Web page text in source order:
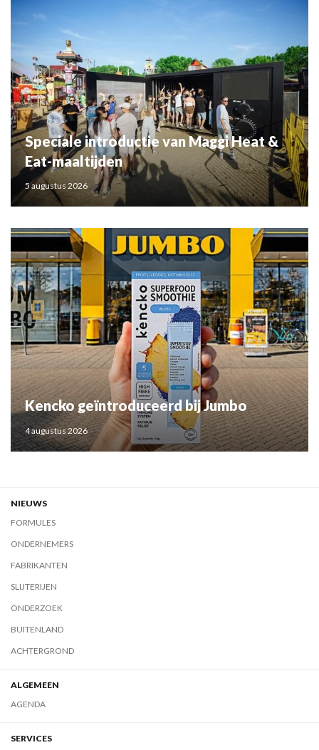
Speciale introductie van Maggi Heat &
Eat-maaltijden
5 augustus 2026
Kencko geïntroduceerd bij Jumbo
4 augustus 2026
NIEUWS
FORMULES
ONDERNEMERS
FABRIKANTEN
SLIJTERIJEN
ONDERZOEK
BUITENLAND
ACHTERGROND
ALGEMEEN
AGENDA
SERVICES